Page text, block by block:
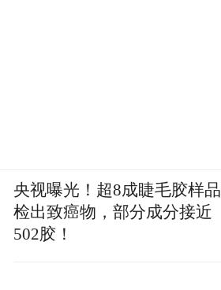
央视曝光！超8成睫毛胶样品
检出致癌物，部分成分接近
502胶！